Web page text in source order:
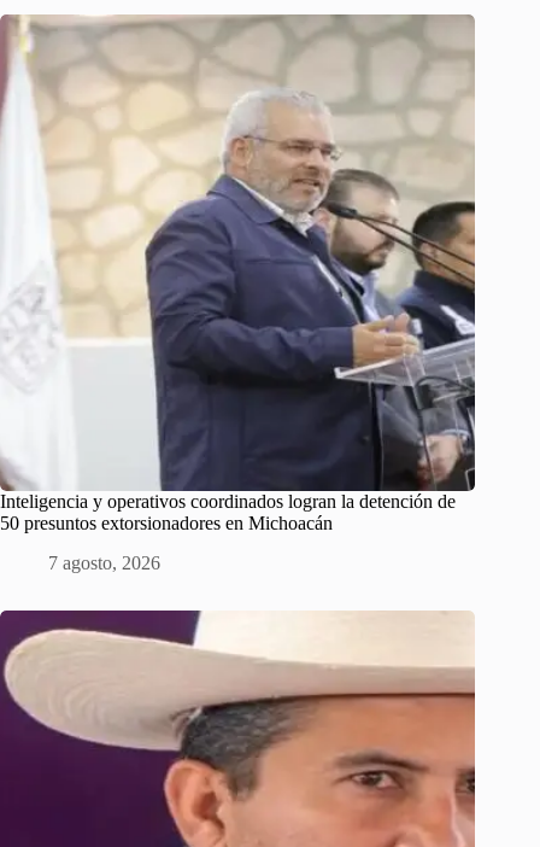
Inteligencia y operativos coordinados logran la detención de
50 presuntos extorsionadores en Michoacán
7 agosto, 2026